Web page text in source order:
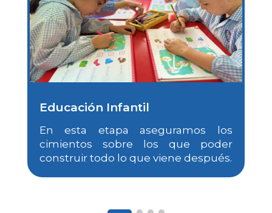
Educación Infantil
En esta etapa aseguramos los
cimientos sobre los que poder
construir todo lo que viene después.